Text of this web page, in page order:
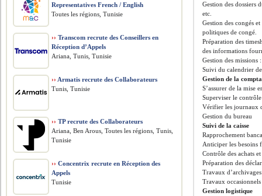
Gestion des dossiers
etc.
Gestion des congés
politiques de congé.
Préparation des
des informations
Gestion des missions
Suivi du calendrier
Gestion de la
S’assurer de la mise
Superviser le
Vérifier les journaux
Gestion du bureau
Suivi de la caisse
Rapprochement
Anticiper les besoins
Contrôle des achats
Préparation des
Travaux
Travaux
Gestion logistique
Representatives French / English
Toutes les régions, Tunisie
›› Transcom recrute des Conseillers en
Réception d’Appels
Ariana, Tunis, Tunisie
›› Armatis recrute des Collaborateurs
Tunis, Tunisie
›› TP recrute des Collaborateurs
Ariana, Ben Arous, Toutes les régions, Tunis,
Tunisie
›› Concentrix recrute en Réception des
Appels
Tunisie